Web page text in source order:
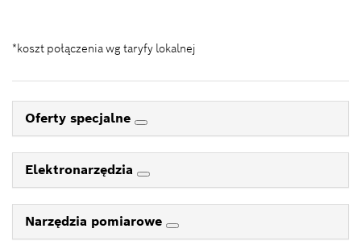
*koszt połączenia wg taryfy lokalnej
Oferty specjalne
Elektronarzędzia
Narzędzia pomiarowe